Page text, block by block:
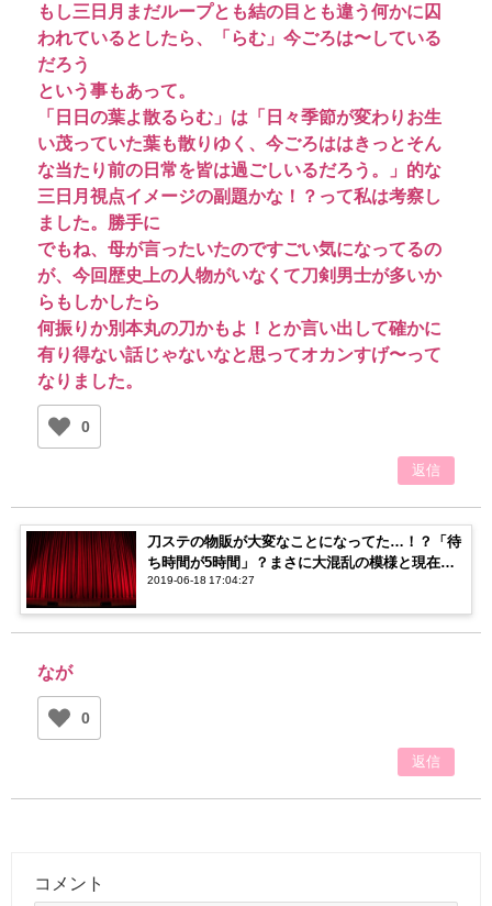
もし三日月まだループとも結の目とも違う何かに囚
われているとしたら、「らむ」今ごろは〜している
だろう
という事もあって。
「日日の葉よ散るらむ」は「日々季節が変わりお生
い茂っていた葉も散りゆく、今ごろははきっとそん
な当たり前の日常を皆は過ごしいるだろう。」的な
三日月視点イメージの副題かな！？って私は考察し
ました。勝手に
でもね、母が言ったいたのですごい気になってるの
が、今回歴史上の人物がいなくて刀剣男士が多いか
らもしかしたら
何振りか別本丸の刀かもよ！とか言い出して確かに
有り得ない話じゃないなと思ってオカンすげ〜って
なりました。
0
返信
刀ステの物販が大変なことになってた…！？「待
ち時間が5時間」？まさに大混乱の模様と現在の
様子をまとめてみた！
2019-06-18 17:04:27
なが
0
返信
コメント